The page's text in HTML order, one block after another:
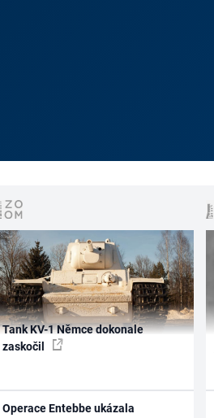
Tank KV-1 Němce dokonale
zaskočil
Operace Entebbe ukázala